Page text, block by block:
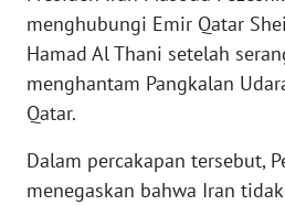
menghubungi Emir Qatar
Hamad Al Thani setelah
menghantam Pangkalan
Qatar.
Dalam percakapan tersebut,
menegaskan bahwa Iran
KARIR
DISCLAIMER
News
Regional